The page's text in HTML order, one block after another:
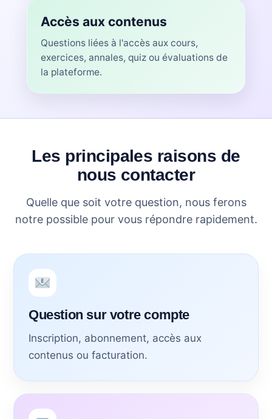
Accès aux contenus
Questions liées à l'accès aux cours,
exercices, annales, quiz ou évaluations de
la plateforme.
Les principales raisons de
nous contacter
Quelle que soit votre question, nous ferons
notre possible pour vous répondre rapidement.
Question sur votre compte
Inscription, abonnement, accès aux
contenus ou facturation.